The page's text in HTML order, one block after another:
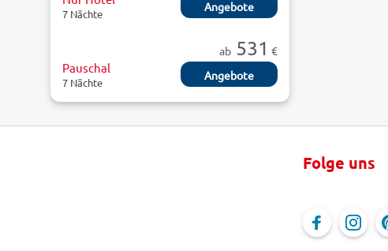
7 Nächte
Angebote
ab 531 €
Pauschal
7 Nächte
Angebote
Folge uns